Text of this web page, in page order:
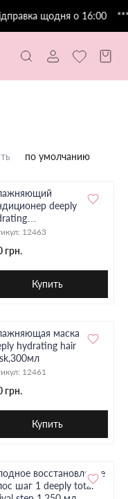
щодня о 16:00
по умолчанию
deeply
12463
грн.
Купить
маска
hydrating hair
12461
грн.
Купить
восстановление
шаг 1 deeply total